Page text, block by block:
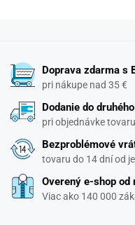
Doprava zdarma s
pri nákupe nad 35 €
Dodanie do
pri objednávke
Bezproblémové
tovaru do 14 dní od
Overený e-shop od
Viac ako 140 000